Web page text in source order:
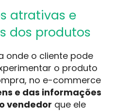
atrativas e
dos produtos
onde o cliente pode
o produto
no e-commerce
e das informações
vendedor que ele